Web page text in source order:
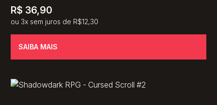
R$ 36,90
ou 3x sem juros de R$12,30
SAIBA MAIS